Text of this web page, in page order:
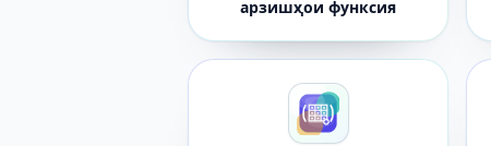
арзишҳои функсия